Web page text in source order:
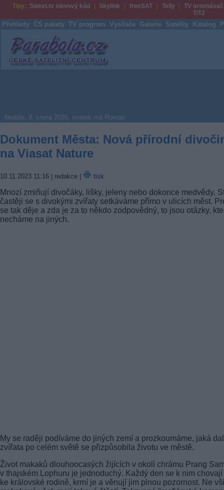
Tipy: Sweet.tv slevový kód Skylink freeSAT Telly
TV srovnávač
T/T2
Přehledy ČS pakety TV program Vysílače Galerie Satelity Katalog
Parabola.cz
Neděle, 9. srpna 2026, svátek má Roman
Dokument Města: Nová přírodní
na Viasat Nature
10.11.2023 11:16 | redakce | tisk
Mnozí zmiňují divočáky, lišky, jeleny nebo dokonce medvědy.
častěji se s divokými zvířaty setkáváme přímo v ulicích měst.
se tak děje a zda je za to někdo zodpovědný, to jsou otázky,
necháme na jiných.
My se raději podíváme do jiných zemí a prozkoumáme, jaká
zvířata po celém světě se přizpůsobila životu ve městě.
Život makaků dlouhoocasých žijících v okolí chrámu Prang
v thajském Lophuru je jednoduchý. Každý den se k nim
ke královské rodině, krmí je a věnují jim plnou pozornost. Ne